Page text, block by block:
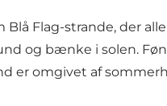
Blå Flag-strande, der
og bænke i solen.
er omgivet af